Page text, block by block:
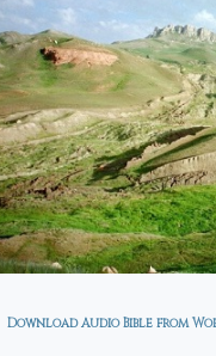
Download Audio Bible from